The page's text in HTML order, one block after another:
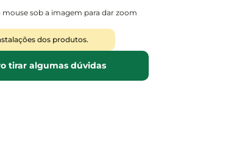
mouse sob a imagem para dar zoom
dos produtos.
tirar algumas dúvidas